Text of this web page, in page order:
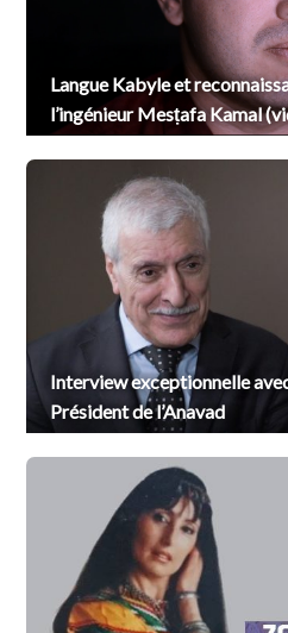
Langue Kabyle et
l’ingénieur Mesṭafa Kamal
Interview exceptionnelle
Président de l’Anavad